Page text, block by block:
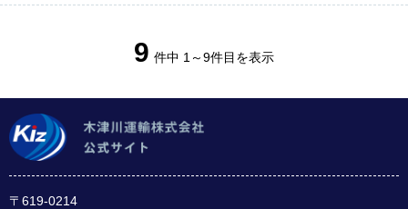
9 件中 1～9件目を表示
〒619-0214